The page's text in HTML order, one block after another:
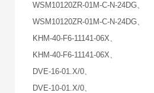
WSM10120ZR-01M-C-N-24DG、
WSM10120ZR-01M-C-N-24DG、
KHM-40-F6-11141-06X、
KHM-40-F6-11141-06X、
DVE-16-01.X/0、
DVE-10-01.X/0、